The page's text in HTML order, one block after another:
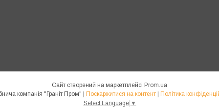
Сайт створений на маркетплейсі Prom.ua
Виробнича компанія "Граніт Пром" | Поскаржитися на контент | Політика
Select Language ▼